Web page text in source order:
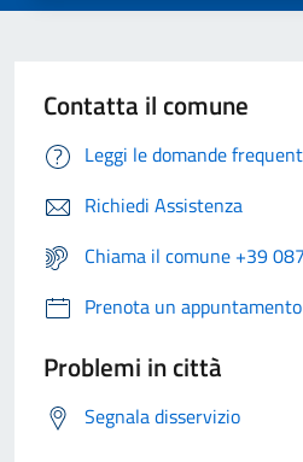
Contatta il comune
Leggi le domande
Richiedi Assistenza
Chiama il comune +39
Prenota un appuntamento
Problemi in città
Segnala disservizio